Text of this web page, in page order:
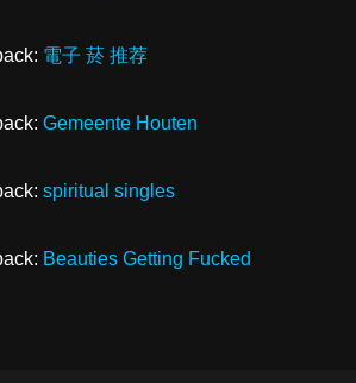
電子 菸 推荐
Gemeente Houten
spiritual singles
Beauties Getting Fucked